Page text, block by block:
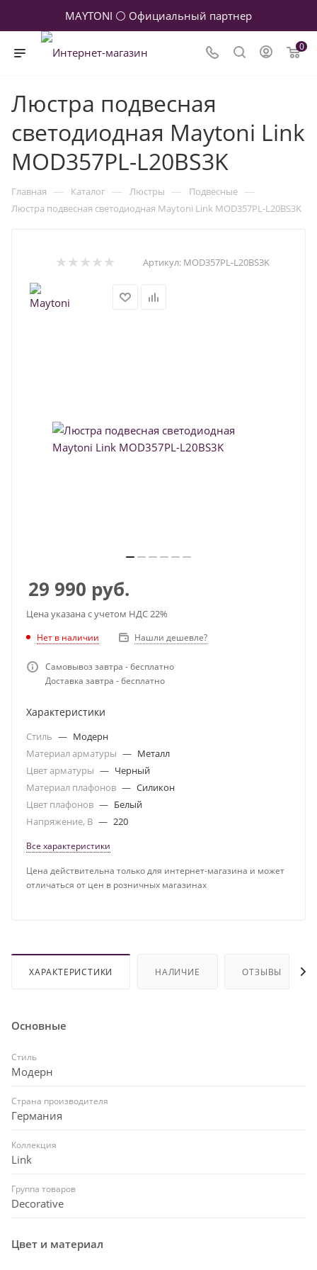
MAYTONI ⚪ Официальный партнер
0
Люстра подвесная
светодиодная Maytoni Link
MOD357PL-L20BS3K
Главная — Каталог — Люстры — Подвесные —
Люстра подвесная светодиодная Maytoni Link MOD357PL-L20BS3K
Артикул: MOD357PL-L20BS3K
29 990 руб.
Цена указана с учетом НДС 22%
Нет в наличии Нашли дешевле?
Самовывоз завтра - бесплатно
Доставка завтра - бесплатно
Характеристики
Стиль — Модерн
Материал арматуры — Металл
Цвет арматуры — Черный
Материал плафонов — Силикон
Цвет плафонов — Белый
Напряжение, В — 220
Все характеристики
Цена действительна только для интернет-магазина и может
отличаться от цен в розничных магазинах
ХАРАКТЕРИСТИКИ НАЛИЧИЕ ОТЗЫВЫ
Основные
Стиль
Модерн
Страна производителя
Германия
Коллекция
Link
Группа товаров
Decorative
Цвет и материал